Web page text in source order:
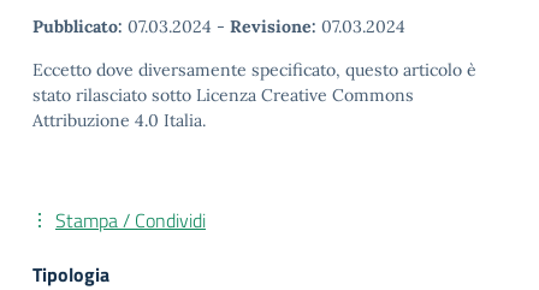
Pubblicato: 07.03.2024 - Revisione: 07.03.2024
Eccetto dove diversamente specificato, questo articolo è
stato rilasciato sotto Licenza Creative Commons
Attribuzione 4.0 Italia.
Stampa / Condividi
Tipologia